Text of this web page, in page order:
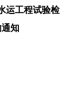
运工程试验检
知